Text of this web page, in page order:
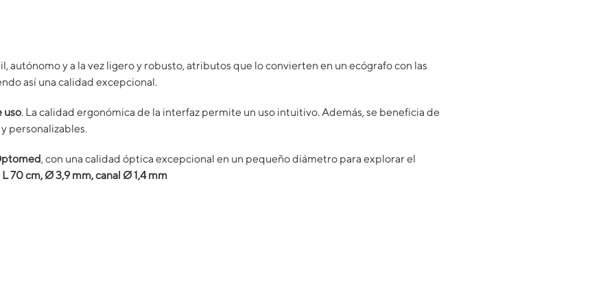
autónomo y a la vez ligero y robusto, atributos que lo convierten en un ecógrafo con las
así una calidad excepcional.
uso. La calidad ergonómica de la interfaz permite un uso intuitivo. Además, se beneficia de
personalizables.
, con una calidad óptica excepcional en un pequeño diámetro para explorar el
L 70 cm, Ø 3,9 mm, canal Ø 1,4 mm